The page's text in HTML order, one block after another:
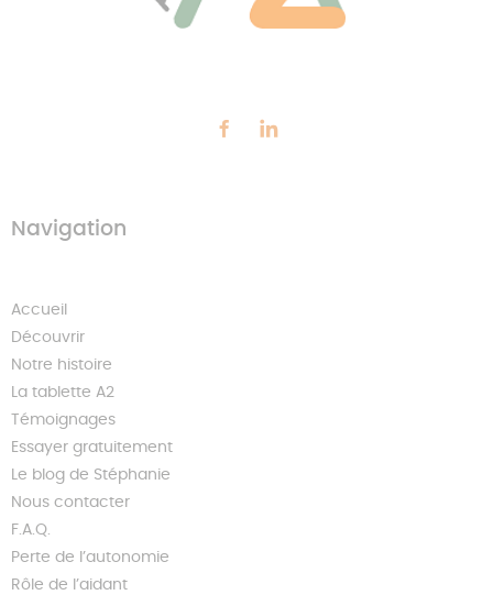
Navigation
Accueil
Découvrir
Notre histoire
La tablette A2
Témoignages
Essayer gratuitement
Le blog de Stéphanie
Nous contacter
F.A.Q.
Perte de l’autonomie
Rôle de l’aidant